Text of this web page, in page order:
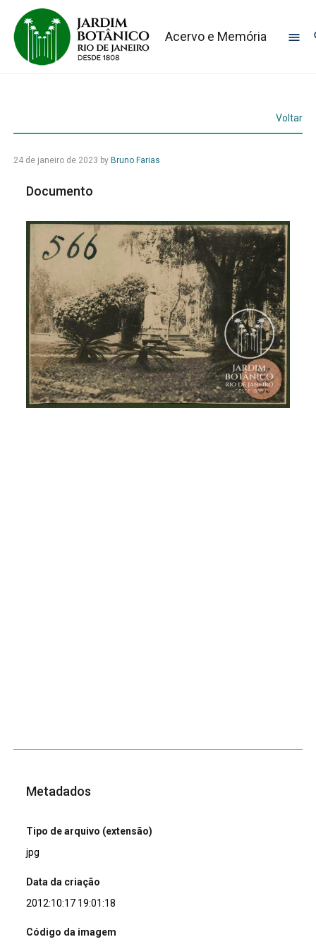
Acervo e Memória
Voltar
24 de janeiro de 2023 by Bruno Farias
Documento
Metadados
Tipo de arquivo (extensão)
jpg
Data da criação
2012:10:17 19:01:18
Código da imagem